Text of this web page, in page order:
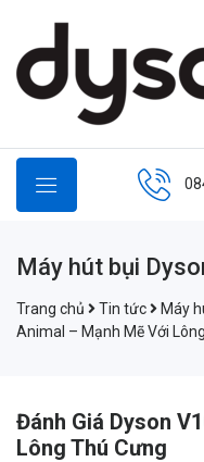
Máy hút bụi
Trang chủ Tin tức Máy
Animal – Mạnh Mẽ Với
Đánh Giá Dyson
Lông Thú Cưng